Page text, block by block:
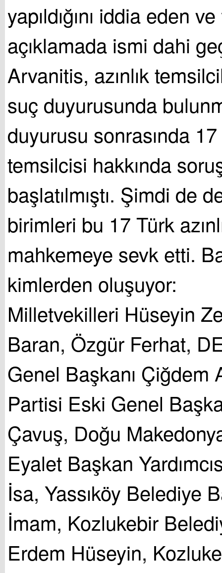
yapıldığını iddia eden ve
açıklamada ismi dahi
Arvanitis, azınlık
suç duyurusunda
duyurusu sonrasında 17
temsilcisi hakkında
başlatılmıştı. Şimdi de
birimleri bu 17 Türk
mahkemeye sevk etti.
kimlerden oluşuyor:
Milletvekilleri Hüseyin
Baran, Özgür Ferhat,
Genel Başkanı Çiğdem
Partisi Eski Genel
Çavuş, Doğu
Eyalet Başkan
İsa, Yassıköy Belediye
İmam, Kozlukebir
Erdem Hüseyin,